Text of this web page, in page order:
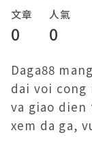
文章
0
人氣
0
Daga88
dai voi cong
va giao dien
xem da ga,